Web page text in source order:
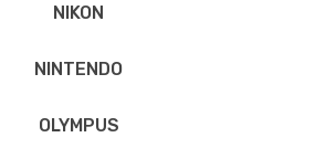
NIKON
NINTENDO
OLYMPUS